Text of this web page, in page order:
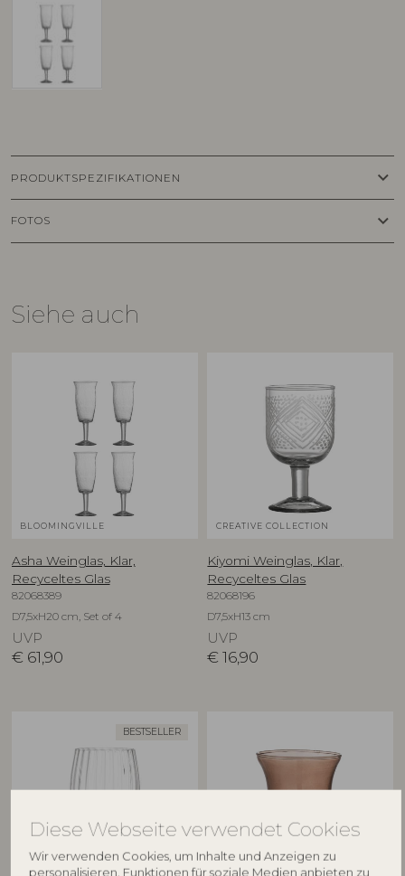
Diese Webseite verwendet Cookies
Wir verwenden Cookies, um Inhalte und Anzeigen zu
personalisieren, Funktionen für soziale Medien anbieten zu
PRODUKTSPEZIFIKATIONEN keyboard_arrow_down
FOTOS keyboard_arrow_down
Siehe auch
BLOOMINGVILLE
Asha Weinglas, Klar,
Recyceltes Glas
82068389
D7,5xH20 cm, Set of 4
UVP
€ 61,90
CREATIVE COLLECTION
Kiyomi Weinglas, Klar,
Recyceltes Glas
82068196
D7,5xH13 cm
UVP
€ 16,90
BESTSELLER